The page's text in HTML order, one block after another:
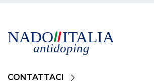
CONTATTACI